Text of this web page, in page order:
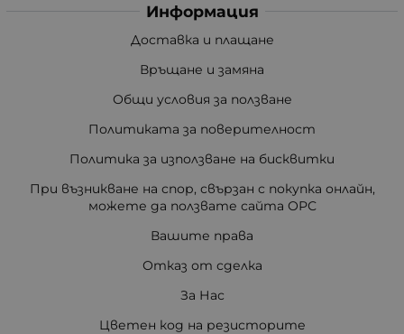
Информация
Доставка и плащане
Връщане и замяна
Общи условия за ползване
Политиката за поверителност
Политика за използване на бисквитки
При възникване на спор, свързан с покупка онлайн,
можете да ползвате сайта ОРС
Вашите права
Отказ от сделка
За Нас
Цветен код на резисторите